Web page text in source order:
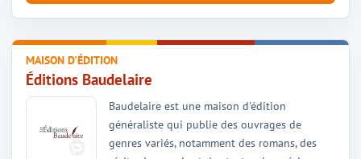
MAISON D'ÉDITION
Éditions Baudelaire
Baudelaire est une maison d'édition
généraliste qui publie des ouvrages de
genres variés, notamment des romans, des